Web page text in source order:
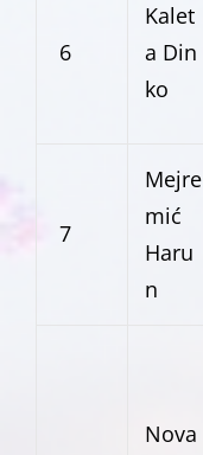
6
Kalet
a Din
ko
7
Mejre
mić
Haru
n
Nova